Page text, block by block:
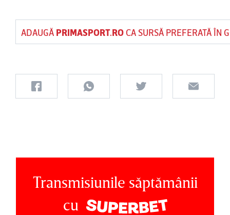
ADAUGĂ PRIMASPORT.ROCA SURSĂ PREFERATĂ ÎN
Transmisiunile săptămânii
cu